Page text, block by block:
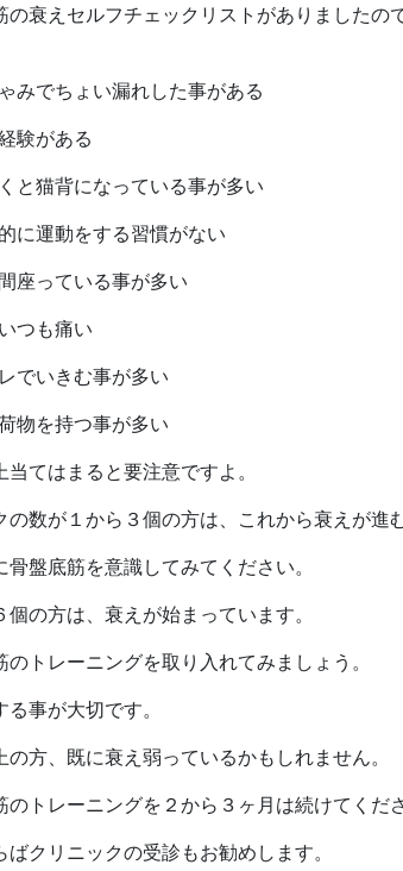
の衰えセルフチェックリストがありました
でちょい漏れした事がある
験がある
猫背になっている事が多い
運動をする習慣がない
っている事が多い
つも痛い
でいきむ事が多い
物を持つ事が多い
当てはまると要注意ですよ。
の数が１から３個の方は、これから衰えが進
骨盤底筋を意識してみてください。
個の方は、衰えが始まっています。
のトレーニングを取り入れてみましょう。
る事が大切です。
の方、既に衰え弱っているかもしれません。
のトレーニングを２から３ヶ月は続けてくださ
ばクリニックの受診もお勧めします。